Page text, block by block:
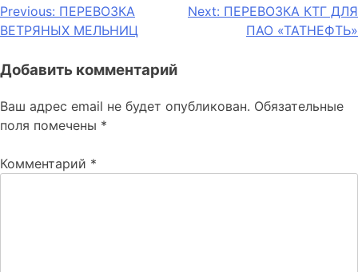
Навигация
по
записям
Previous: ПЕРЕВОЗКА
ВЕТРЯНЫХ МЕЛЬНИЦ
Next: ПЕРЕВОЗКА КТГ ДЛЯ
ПАО «ТАТНЕФТЬ»
Добавить комментарий
Ваш адрес email не будет опубликован. Обязательные
поля помечены *
Комментарий *